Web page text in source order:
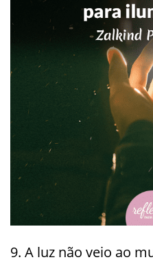
9. A luz não veio ao